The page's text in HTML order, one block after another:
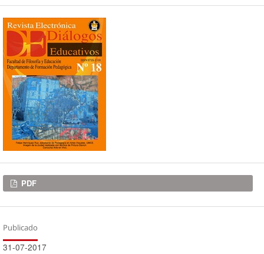
Descargas
PDF
Publicado
31-07-2017